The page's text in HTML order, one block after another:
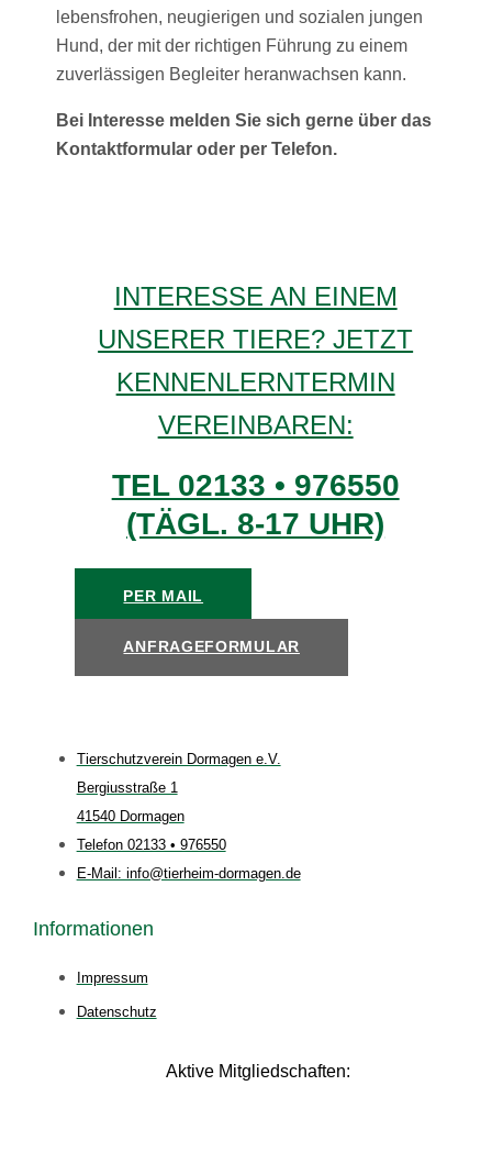
lebensfrohen, neugierigen und sozialen jungen
Hund, der mit der richtigen Führung zu einem
zuverlässigen Begleiter heranwachsen kann.
Bei Interesse melden Sie sich gerne über das
Kontaktformular oder per Telefon.
INTERESSE AN EINEM
UNSERER TIERE? JETZT
KENNENLERNTERMIN
VEREINBAREN:
TEL 02133 • 976550
(TÄGL. 8-17 UHR)
PER MAIL
ANFRAGEFORMULAR
Tierschutzverein Dormagen e.V.
Bergiusstraße 1
41540 Dormagen
Telefon 02133 • 976550
E-Mail: info@tierheim-dormagen.de
Informationen
Impressum
Datenschutz
Aktive Mitgliedschaften: